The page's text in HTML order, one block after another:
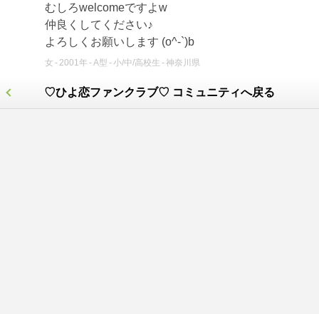
むしろwelcomeですよw
仲良くしてください♪
よろしくお願いします (o^-`)b
女 2001年 A型 小/中/高校生 神奈川県
♡ひよ恋ファンクラブ♡ コミュニティへ戻る